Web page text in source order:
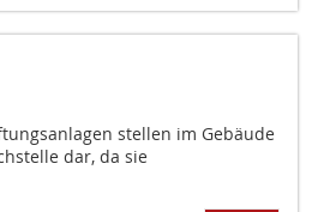
stellen im Gebäude
dar, da sie